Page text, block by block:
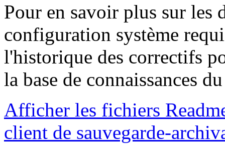
Pour en savoir plus sur les
configuration système
l'historique des correctifs
la base de connaissances
Afficher les fichiers
client de sauvegarde-